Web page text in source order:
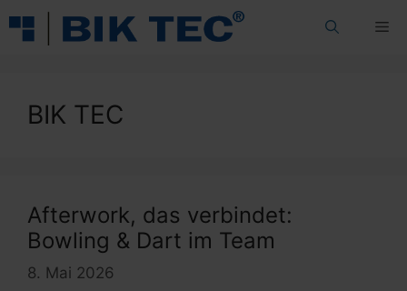
Inhalt
BIK TEC
Afterwork, das verbindet:
Bowling & Dart im Team
8. Mai 2026